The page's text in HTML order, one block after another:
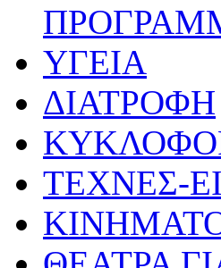
ΥΓΕΙΑ
ΔΙΑΤΡΟΦΗ
ΤΕΧΝΕΣ-